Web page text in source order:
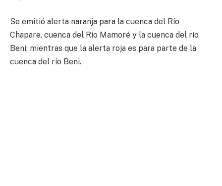
Se emitió alerta naranja para la cuenca del Río
Chapare, cuenca del Río Mamoré y la cuenca del río
Beni; mientras que la alerta roja es para parte de la
cuenca del río Beni.